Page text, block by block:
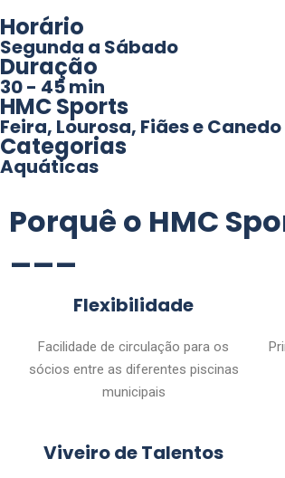
Horário
Segunda a Sábado
Duração
30 - 45 min
HMC Sports
Feira, Lourosa, Fiães e Canedo
Categorias
Aquáticas
Porquê o HMC
___
Flexibilidade
Facilidade de circulação para os
sócios entre as diferentes piscinas
municipais
Viveiro de Talentos